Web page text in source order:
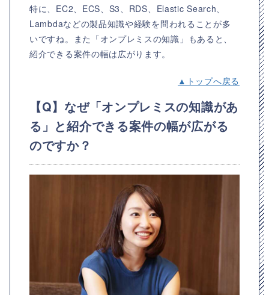
特に、EC2、ECS、S3、RDS、Elastic Search、
Lambdaなどの製品知識や経験を問われることが多
いですね。また「オンプレミスの知識」もあると、
紹介できる案件の幅は広がります。
▲トップへ戻る
【Q】なぜ「オンプレミスの知識があ
る」と紹介できる案件の幅が広がる
のですか？